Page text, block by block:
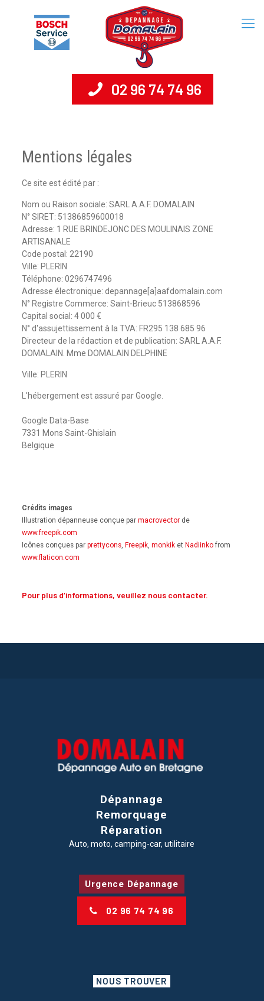
02 96 74 74 96
Mentions légales
Ce site est édité par :
Nom ou Raison sociale: SARL A.A.F. DOMALAIN
N° SIRET: 51386859600018
Adresse: 1 RUE BRINDEJONC DES MOULINAIS ZONE
ARTISANALE
Code postal: 22190
Ville: PLERIN
Téléphone: 0296747496
Adresse électronique: depannage[a]aafdomalain.com
N° Registre Commerce: Saint-Brieuc 513868596
Capital social: 4 000 €
N° d'assujettissement à la TVA: FR295 138 685 96
Directeur de la rédaction et de publication: SARL A.A.F.
DOMALAIN. Mme DOMALAIN DELPHINE
Ville: PLERIN
L'hébergement est assuré par Google.
Google Data-Base
7331 Mons Saint-Ghislain
Belgique
Crédits images
Illustration dépanneuse conçue par macrovectorde
www.freepik.com
Icônes conçues par prettycons, Freepik, monkiket Nadiinkofrom
www.flaticon.com
Pour plus d’informations, veuillez nous contacter.
Dépannage
Remorquage
Réparation
Auto, moto, camping-car, utilitaire
Urgence Dépannage
02 96 74 74 96
NOUS TROUVER